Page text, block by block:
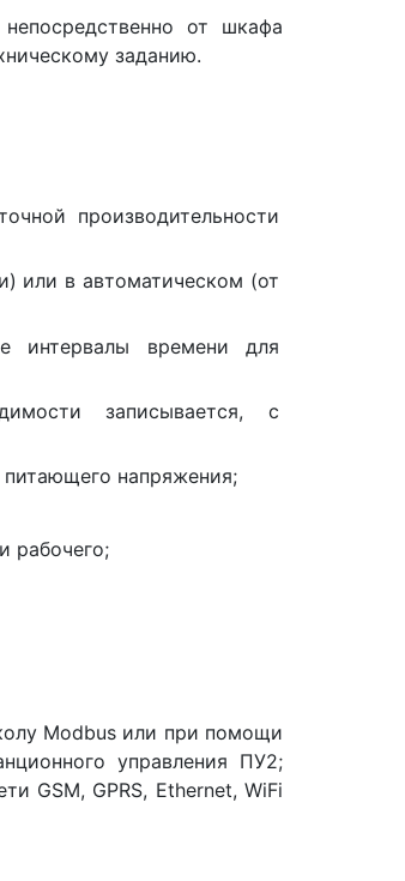
от шкафа
заданию.
производительности
или в автоматическом (от
интервалы времени для
записывается, с
напряжения;
рабочего;
Modbus или при помощи
управления ПУ2;
GSM, GPRS, Ethernet, WiFi